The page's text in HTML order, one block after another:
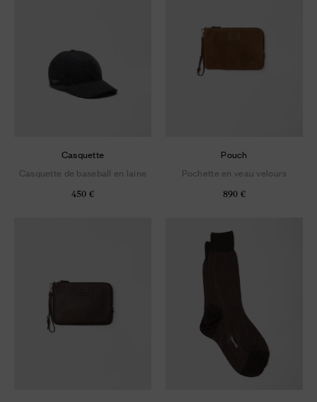
Casquette
Casquette de baseball en laine
450 €
Pouch
Pochette en veau velours
890 €